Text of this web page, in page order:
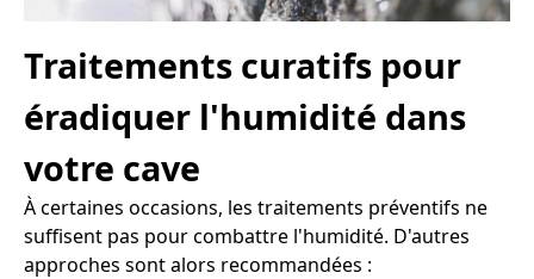
Traitements curatifs pour
éradiquer l'humidité dans
votre cave
À certaines occasions, les traitements préventifs ne
suffisent pas pour combattre l'humidité. D'autres
approches sont alors recommandées :